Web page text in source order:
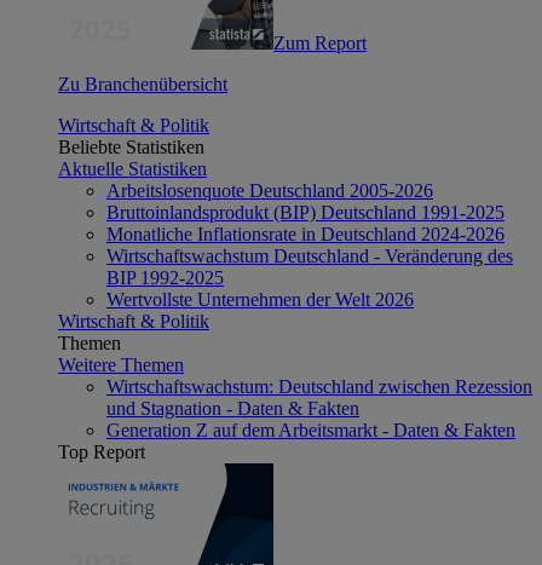
Zum Report
Zu Branchenübersicht
Wirtschaft & Politik
Beliebte Statistiken
Aktuelle Statistiken
Arbeitslosenquote Deutschland 2005-2026
Bruttoinlandsprodukt (BIP) Deutschland 1991-2025
Monatliche Inflationsrate in Deutschland 2024-2026
Wirtschaftswachstum Deutschland - Veränderung des
BIP 1992-2025
Wertvollste Unternehmen der Welt 2026
Wirtschaft & Politik
Themen
Weitere Themen
Wirtschaftswachstum: Deutschland zwischen Rezession
und Stagnation - Daten & Fakten
Generation Z auf dem Arbeitsmarkt - Daten & Fakten
Top Report